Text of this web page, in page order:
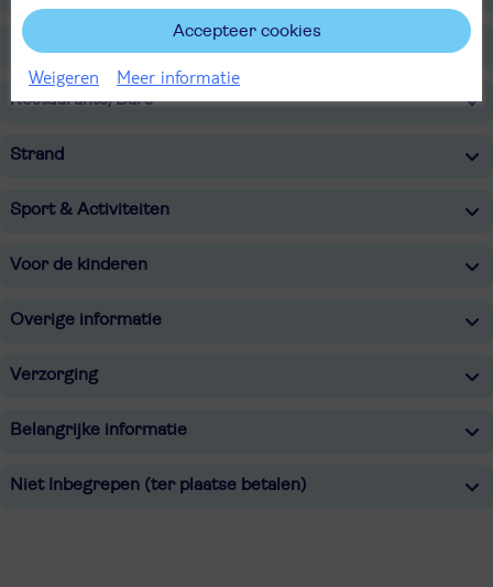
Faciliteiten
Restaurants/Bars
Strand
Sport & Activiteiten
Voor de kinderen
Overige informatie
Verzorging
Belangrijke informatie
Niet Inbegrepen (ter plaatse betalen)
Accepteer cookies
Weigeren Meer informatie